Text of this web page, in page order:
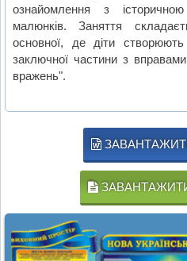
ознайомлення з
малюнків. Заняття
основної, де діти
заключної частини з
вражень".